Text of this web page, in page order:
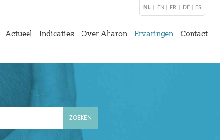
NL EN FR DE ES
Actueel Indicaties Over Aharon Ervaringen Contact